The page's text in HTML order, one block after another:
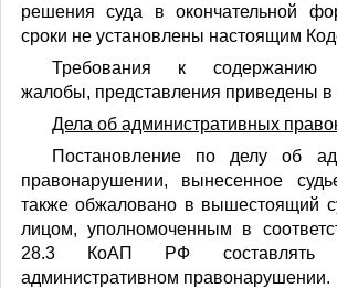
решения суда в окончательной
сроки не установлены настоящим
Требования к содержанию
жалобы, представления приведены
Дела об административных
Постановление по делу об
правонарушении, вынесенное
также обжаловано в вышестоящий
лицом, уполномоченным в
28.3 КоАП РФ составлять
административном правонарушении.